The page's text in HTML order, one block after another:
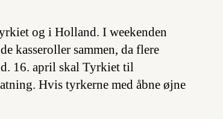
og i Holland. I weekenden
kasseroller sammen, da flere
16. april skal Tyrkiet til
Hvis tyrkerne med åbne øjne